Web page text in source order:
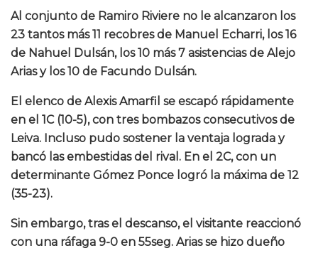
Al conjunto de Ramiro Riviere no le alcanzaron los
23 tantos más 11 recobres de Manuel Echarri, los 16
de Nahuel Dulsán, los 10 más 7 asistencias de Alejo
Arias y los 10 de Facundo Dulsán.
El elenco de Alexis Amarfil se escapó rápidamente
en el 1C (10-5), con tres bombazos consecutivos de
Leiva. Incluso pudo sostener la ventaja lograda y
bancó las embestidas del rival. En el 2C, con un
determinante Gómez Ponce logró la máxima de 12
(35-23).
Sin embargo, tras el descanso, el visitante reaccionó
con una ráfaga 9-0 en 55seg. Arias se hizo dueño